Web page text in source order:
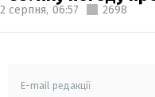
2 серпня, 06:57 2698
E-mail редакції